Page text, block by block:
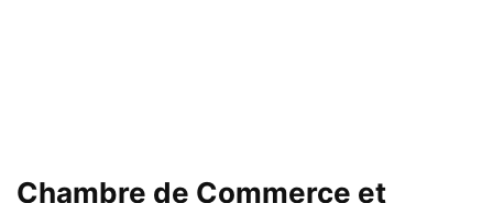
Chambre de Commerce et